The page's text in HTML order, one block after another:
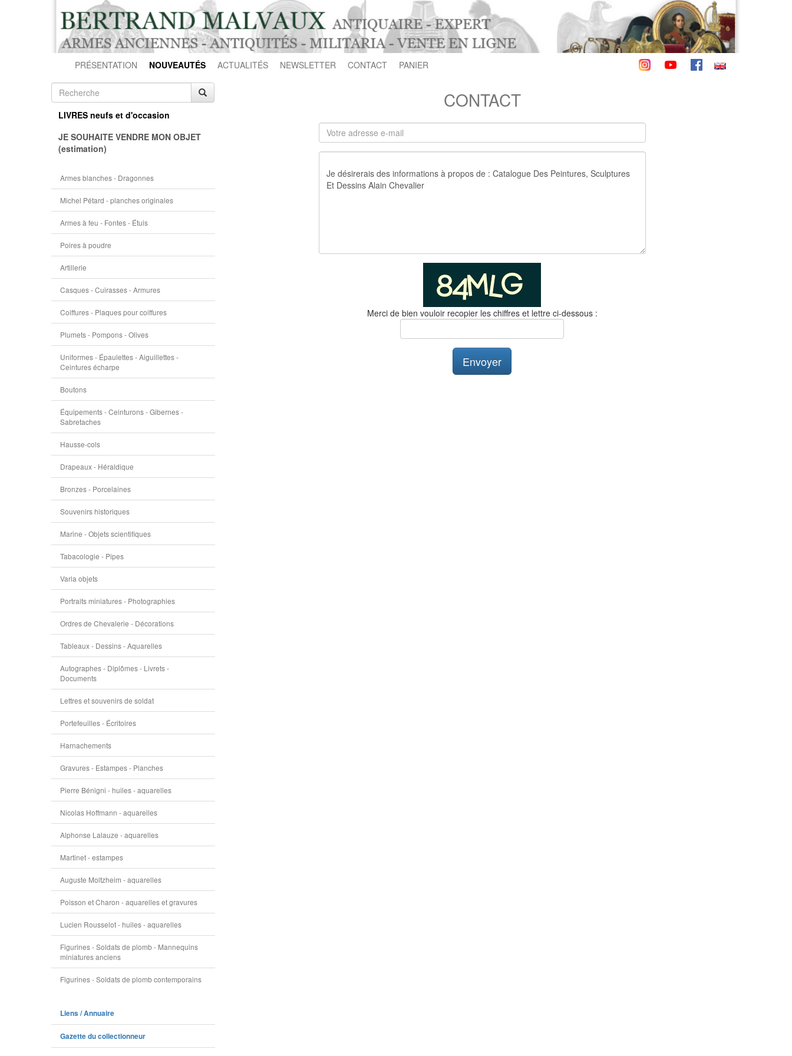
PRÉSENTATION NOUVEAUTÉS ACTUALITÉS NEWSLETTER CONTACT PANIER
LIVRES neufs et d'occasion
JE SOUHAITE VENDRE MON OBJET
(estimation)
Armes blanches - Dragonnes
Michel Pétard - planches originales
Armes à feu - Fontes - Étuis
Poires à poudre
Artillerie
Casques - Cuirasses - Armures
Coiffures - Plaques pour coiffures
Plumets - Pompons - Olives
Uniformes - Épaulettes - Aiguillettes -
Ceintures écharpe
Boutons
Équipements - Ceinturons - Gibernes -
Sabretaches
Hausse-cols
Drapeaux - Héraldique
Bronzes - Porcelaines
Souvenirs historiques
Marine - Objets scientifiques
Tabacologie - Pipes
Varia objets
Portraits miniatures - Photographies
Ordres de Chevalerie - Décorations
Tableaux - Dessins - Aquarelles
Autographes - Diplômes - Livrets -
Documents
Lettres et souvenirs de soldat
Portefeuilles - Écritoires
Harnachements
Gravures - Estampes - Planches
Pierre Bénigni - huiles - aquarelles
Nicolas Hoffmann - aquarelles
Alphonse Lalauze - aquarelles
Martinet - estampes
Auguste Moltzheim - aquarelles
Poisson et Charon - aquarelles et gravures
Lucien Rousselot - huiles - aquarelles
Figurines - Soldats de plomb - Mannequins
miniatures anciens
Figurines - Soldats de plomb contemporains
Liens / Annuaire
Gazette du collectionneur
CONTACT
Merci de bien vouloir recopier les chiffres et lettre ci-dessous :